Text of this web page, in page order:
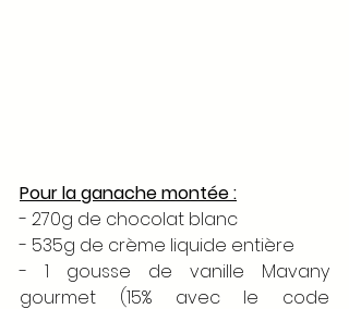
Pour la ganache montée :
- 270g de chocolat blanc
- 535g de crème liquide entière
- 1 gousse de vanille Mavany
gourmet (15% avec le code